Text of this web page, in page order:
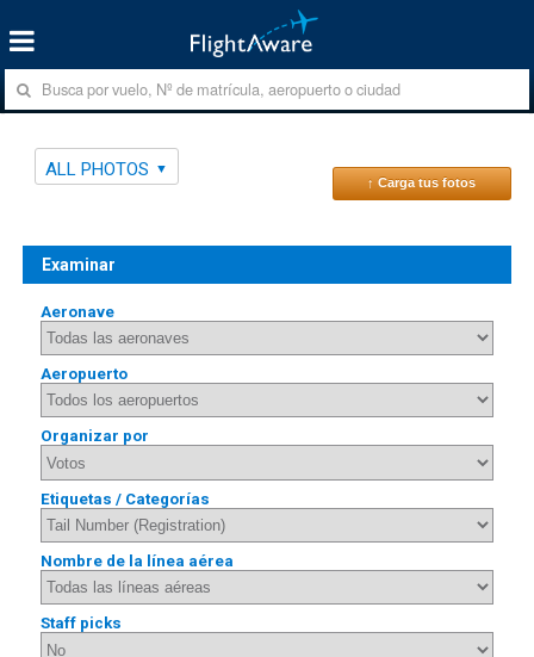
ALL PHOTOS
↑ Carga tus fotos
Examinar
Aeronave
Aeropuerto
Organizar por
Etiquetas / Categorías
Nombre de la línea aérea
Staff picks